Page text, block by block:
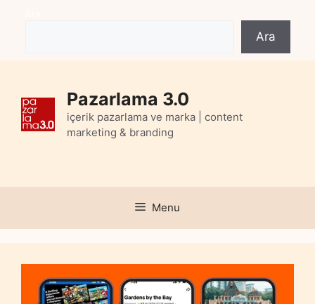
Ara
Pazarlama 3.0
içerik pazarlama ve marka | content
marketing & branding
Menu